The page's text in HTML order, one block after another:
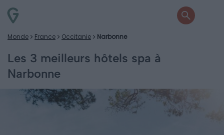
Monde France Occitanie Narbonne
Les 3 meilleurs hôtels spa à
Narbonne